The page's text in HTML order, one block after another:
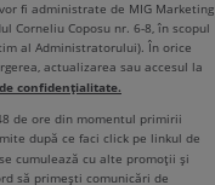
fi administrate de MIG Marketing
Corneliu Coposu nr. 6-8, în scopul
al Administratorului). În orice
actualizarea sau accesul la
confidențialitate.
de ore din momentul primirii
după ce faci click pe linkul de
cumulează cu alte promoții și
să primești comunicări de